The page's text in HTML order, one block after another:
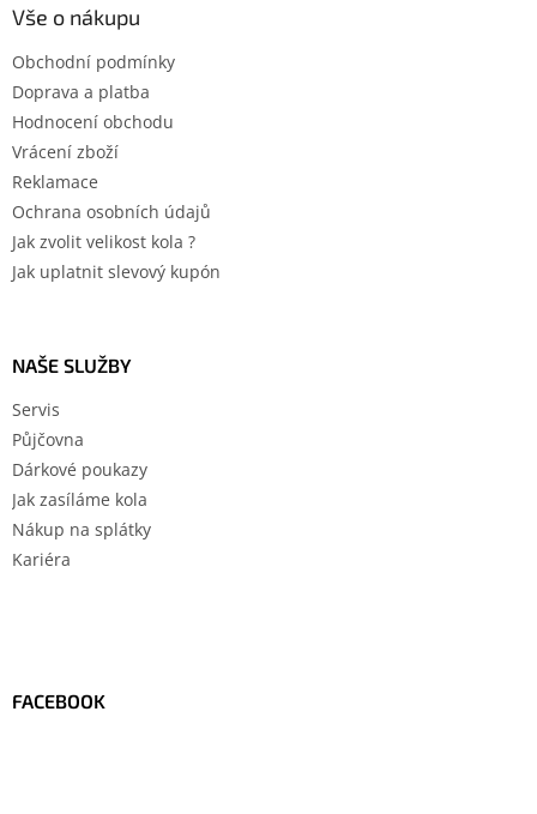
Vše o nákupu
Obchodní podmínky
Doprava a platba
Hodnocení obchodu
Vrácení zboží
Reklamace
Ochrana osobních údajů
Jak zvolit velikost kola ?
Jak uplatnit slevový kupón
NAŠE SLUŽBY
Servis
Půjčovna
Dárkové poukazy
Jak zasíláme kola
Nákup na splátky
Kariéra
FACEBOOK